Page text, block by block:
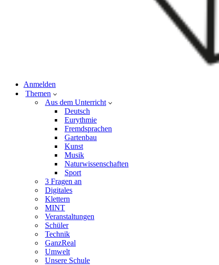
Anmelden
Themen
Aus dem Unterricht
Deutsch
Eurythmie
Fremdsprachen
Gartenbau
Kunst
Musik
Naturwissenschaften
Sport
3 Fragen an
Digitales
Klettern
MINT
Veranstaltungen
Schüler
Technik
GanzReal
Umwelt
Unsere Schule